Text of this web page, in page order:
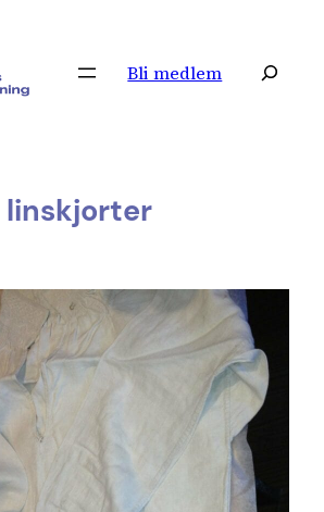
Bli medlem Søk
linskjorter